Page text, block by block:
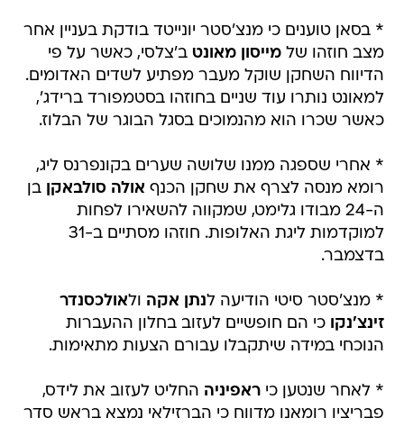
* בסאן טוענים כי מנצ'סטר יונייטד בודקת בעניין אחר
מצב חוזהו שלמייסון מאונט ב'צלסי, כאשר על פי
הדיווח השחקן שוקל מעבר מפתיע לשדים האדומים.
למאונט נותרו עוד שניים בחוזהו בסטמפורד ברידג',
כאשר שכרו הוא מהנמוכים בסגל הבוגר של הבלוז.
* אחרי שספגה ממנו שלושה שערים בקונפרנס ליג,
רומא מנסה לצרף את שחקן הכנף אולה סולבאקן בן
ה-24 מבודו גלימט, שמקווה להשאירו לפחות
למוקדמות ליגת האלופות. חוזהו מסתיים ב-31
בדצמבר.
* מנצ'סטר סיטי הודיעה לנתן אקה ולאולכסנדר
זינצ'נקו כי הם חופשיים לעזוב בחלון ההעברות
הנוכחי במידה שיתקבלו עבורם הצעות מתאימות.
* לאחר שנטען כיראפיניה החליט לעזוב את לידס,
פבריציו רומאנו מדווח כי הברזילאי נמצא בראש סדר